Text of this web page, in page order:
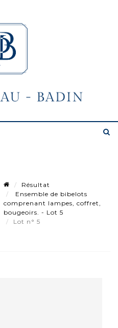
Résultat
Ensemble de bibelots
comprenant lampes, coffret,
bougeoirs. - Lot 5
Lot n° 5